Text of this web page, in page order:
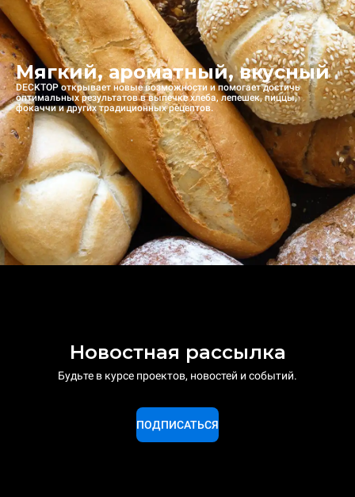
Мягкий, ароматный, вкусный
DECKTOP открывает новые возможности и помогает достичь
оптимальных результатов в выпечке хлеба, лепешек, пиццы,
фокаччи и других традиционных рецептов.
Новостная рассылка
Будьте в курсе проектов, новостей и событий.
ПОДПИСАТЬСЯ